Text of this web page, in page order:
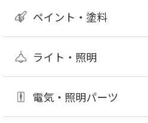
ペイント・塗料
ライト・照明
電気・照明パーツ